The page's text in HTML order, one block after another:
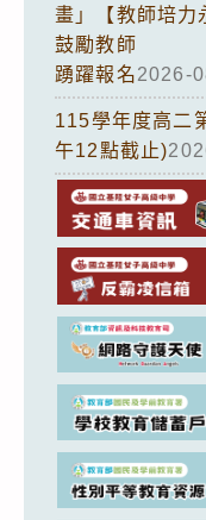
畫」【教師培力
鼓勵教師
踴躍報名2026-
115學年度高二
午12點截止)